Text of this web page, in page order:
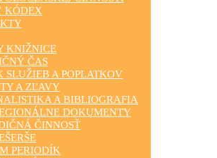
KÓDEX
KNIŽNICE
ČAS
SLUŽIEB A POPLATKOV
A ZĽAVY
A BIBLIOGRAFIA
DOKUMENTY
ČINNOSŤ
PERIODÍK